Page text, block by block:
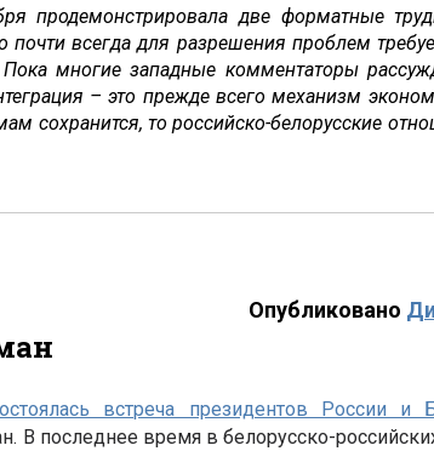
продемонстрировала две форматные
почти всегда для разрешения проблем
Пока многие западные комментаторы
– это прежде всего механизм
сохранится, то российско-белорусские
Опубликовано
встреча президентов России и
В последнее время в белорусско-